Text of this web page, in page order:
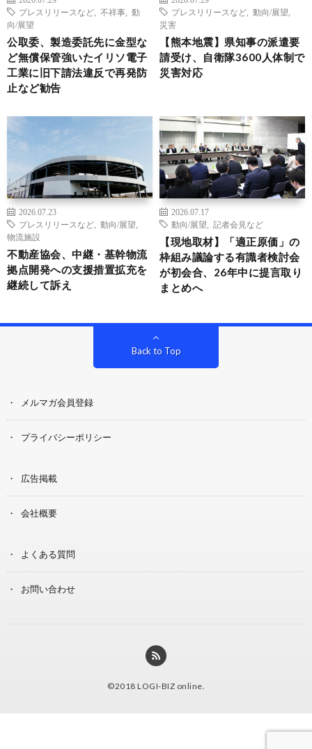
プレスリリースなど
不祥事
動
向/展望
公取委、製造委託先に金型な
ど無償保管強いたイリソ電子
工業に旧下請法違反で再発防
止など勧告
プレスリリースなど
動向/展望
災害
【熊本地震】県知事の派遣要
請受け、自衛隊3600人体制で
災害対応
2026.07.23
プレスリリースなど
動向/展望
物流施設
不動産協会、中継・基幹物流
拠点開発への支援措置拡充を
継続して訴え
2026.07.17
動向/展望
記者会見など
【現地取材】「適正原価」の
枠組み議論する有識者検討会
が初会合、26年中に提言取り
まとめへ
Back to Top
メルマガ会員登録
プライバシーポリシー
広告掲載
会社概要
よくある質問
お問い合わせ
©2018 LOGI-BIZ online